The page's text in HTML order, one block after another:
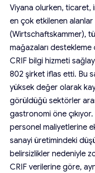
Viyana olurken,
en çok etkilenen
(Wirtschaftskammer),
mağazaları destekleme
CRIF bilgi hizmeti
802 şirket iflas etti. Bu
yüksek değer olarak
görüldüğü sektörler
gastronomi öne
personel maliyetlerine
sanayi üretimindeki
belirsizlikler nedeniyle
CRIF verilerine göre,